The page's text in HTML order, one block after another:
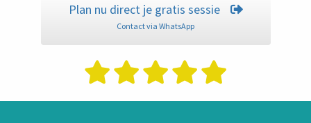
Plan nu direct je gratis sessie
Contact via WhatsApp